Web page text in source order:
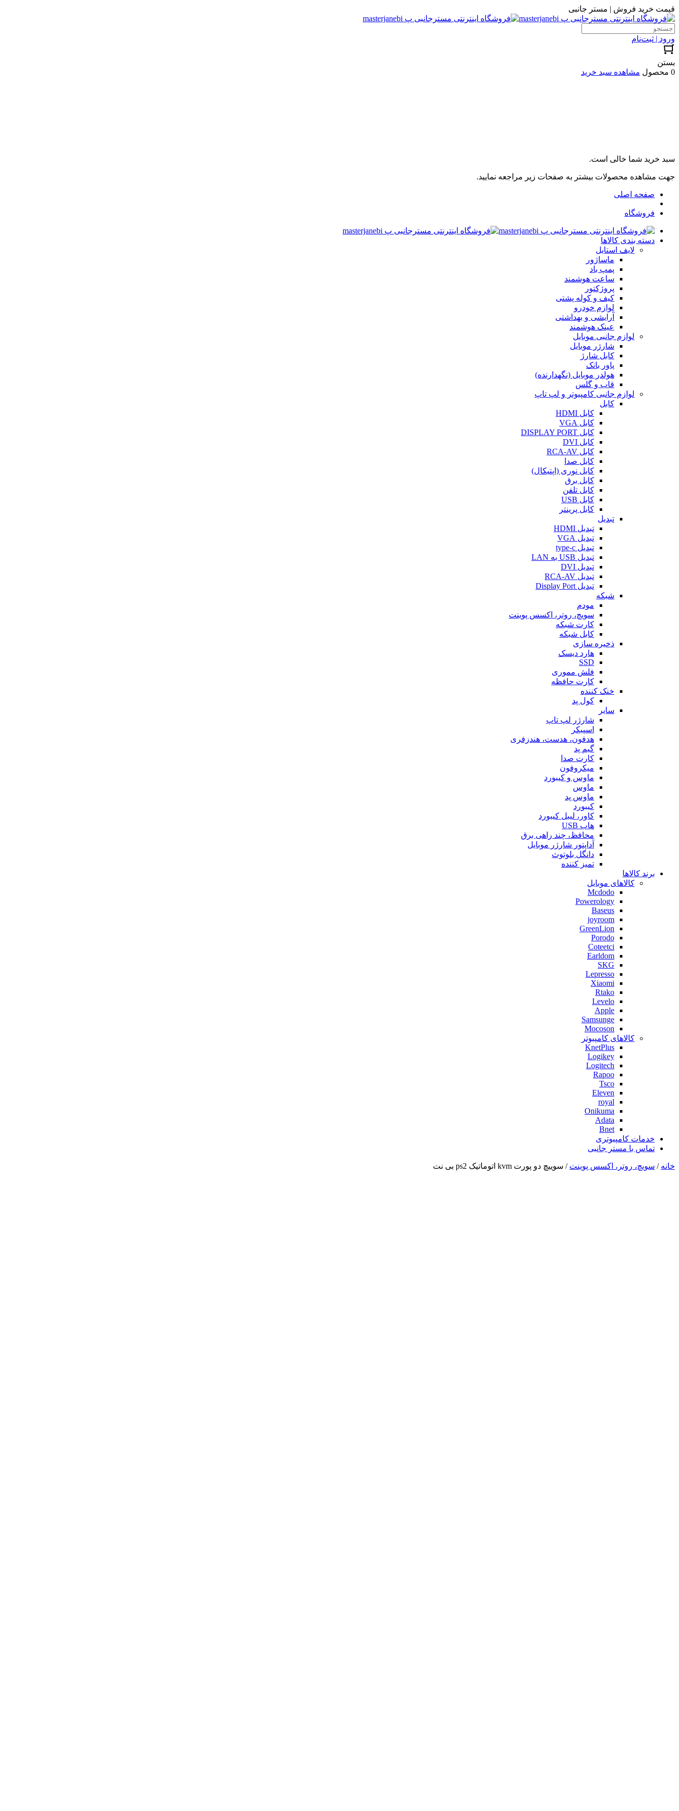
قیمت خرید فروش | مستر جانبی
ورود | ثبت‌نام
بستن
0 محصول
مشاهده سبد خرید
سبد خرید شما خالی است.
جهت مشاهده محصولات بیشتر به صفحات زیر مراجعه نمایید.
صفحه اصلی
فروشگاه
دسته بندی کالاها
لایف استایل
ماساژور
پمپ باد
ساعت هوشمند
پروژکتور
کیف و کوله پشتی
لوازم خودرو
آرایشی و بهداشتی
عینک هوشمند
لوازم جانبی موبایل
شارژر موبایل
کابل شارژ
پاور بانک
هولدر موبایل (نگهدارنده)
قاب و گلس
لوازم جانبی کامپیوتر و لپ تاپ
کابل
کابل HDMI
کابل VGA
کابل DISPLAY PORT
کابل DVI
کابل RCA-AV
کابل صدا
کابل نوری (اپتیکال)
کابل برق
کابل تلفن
کابل USB
کابل پرینتر
تبدیل
تبدیل HDMI
تبدیل VGA
تبدیل type-c
تبدیل USB به LAN
تبدیل DVI
تبدیل RCA-AV
تبدیل Display Port
شبکه
مودم
سویچ، روتر، اکسس پوینت
کارت شبکه
کابل شبکه
ذخیره سازی
هارد دیسک
SSD
فلش مموری
کارت حافظه
خنک کننده
کول پد
سایر
شارژر لپ تاپ
اسپیکر
هدفون، هدست، هندزفری
گیم پد
کارت صدا
میکروفون
ماوس و کیبورد
ماوس
ماوس پد
کیبورد
کاور، لیبل کیبورد
هاب USB
محافظ، چند راهی برق
آداپتور شارژر موبایل
دانگل بلوتوث
تمیز کننده
برند کالاها
کالاهای موبایل
Mcdodo
Powerology
Baseus
joyroom
GreenLion
Porodo
Coteetci
Earldom
SKG
Lepresso
Xiaomi
Rtako
Levelo
Apple
Samsunge
Mocoson
کالاهای کامپیوتر
KnetPlus
Logikey
Logitech
Rapoo
Tsco
Eleven
royal
Onikuma
Adata
Bnet
خدمات کامپیوتری
تماس با مستر جانبی
خانه / سویچ، روتر، اکسس پوینت / سوییچ دو پورت kvm اتوماتیک ps2 بی نت